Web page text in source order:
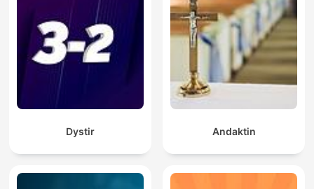
Dystir Andaktin